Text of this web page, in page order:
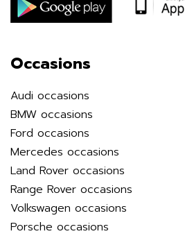
Occasions
Audi occasions
BMW occasions
Ford occasions
Mercedes occasions
Land Rover occasions
Range Rover occasions
Volkswagen occasions
Porsche occasions